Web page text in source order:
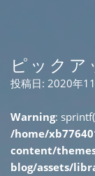
ピック
投稿日: 2020年
Warning:
/home/
content/
blog/assets/